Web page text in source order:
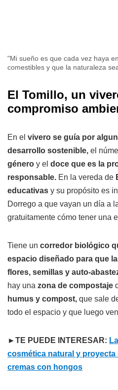
"Mi sueño es que cada vez haya
comestibles y que la naturaleza
El Tomillo, un
compromiso
En el vivero se guía por
desarrollo sostenible, el
género y el doce que es la
responsable. En la vereda de
educativas y su propósito es
Dorrego a que vayan un día a
gratuitamente cómo tener una
Tiene un corredor biológico
espacio diseñado para que
flores, semillas y auto-
hay una zona de compostaje
humus y compost, que sale
todo el espacio y que luego
►TE PUEDE INTERESAR:
cosmética natural y proyecta
cremas con hongos